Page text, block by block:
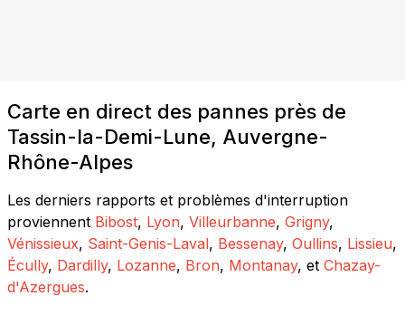
Carte en direct des pannes près de
Tassin-la-Demi-Lune, Auvergne-
Rhône-Alpes
Les derniers rapports et problèmes d'interruption
proviennent Bibost, Lyon, Villeurbanne, Grigny,
Vénissieux, Saint-Genis-Laval, Bessenay, Oullins, Lissieu,
Écully, Dardilly, Lozanne, Bron, Montanay, et Chazay-
d'Azergues.